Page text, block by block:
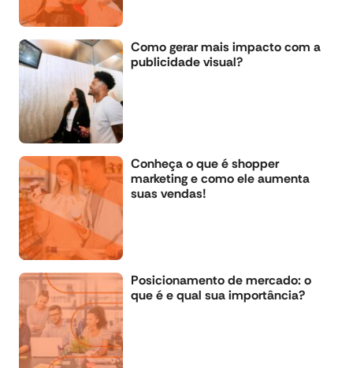
Como gerar mais impacto com a
publicidade visual?
Conheça o que é shopper
marketing e como ele aumenta
suas vendas!
Posicionamento de mercado: o
que é e qual sua importância?